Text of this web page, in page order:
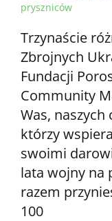
pryszniców
Trzynaście
Zbrojnych
Fundacji
Community
Was,
którzy
swoimi
lata wojny na
razem
100